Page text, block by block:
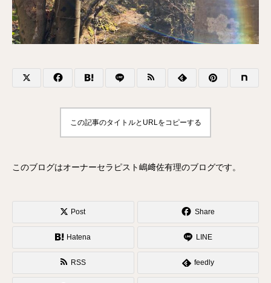
この記事のタイトルとURLをコピーする
このブログはオーナーセラピスト嶋﨑佐有理のブログです。
Post Share
Hatena LINE
RSS feedly